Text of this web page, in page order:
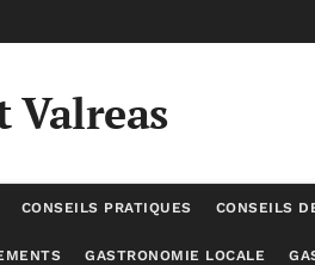
Valreas
CONSEILS PRATIQUES CONSEILS
GASTRONOMIE LOCALE